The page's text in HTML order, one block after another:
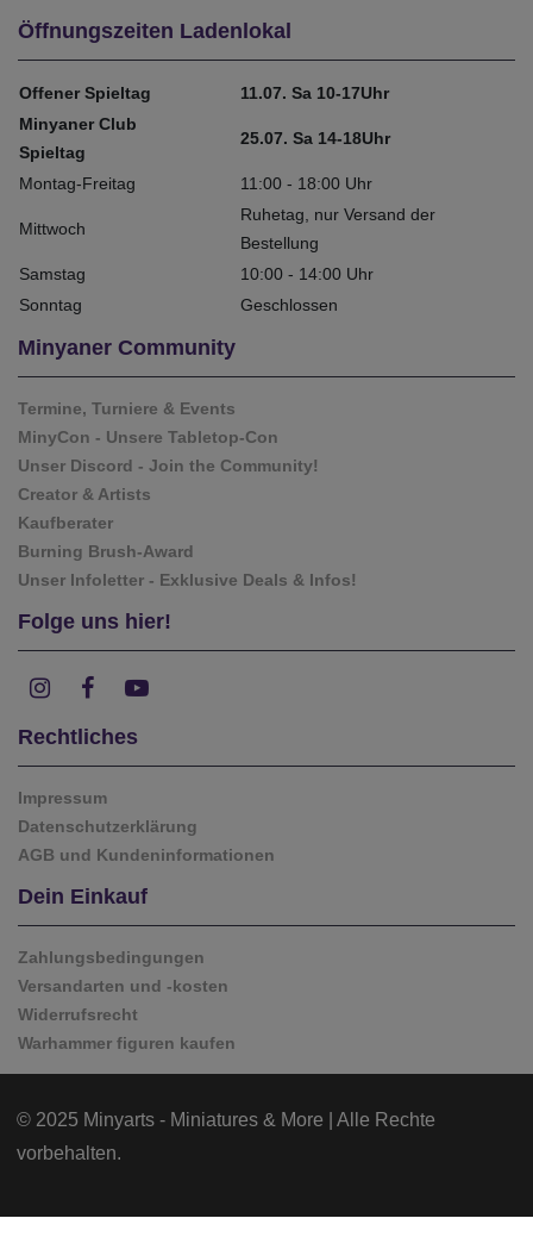
Öffnungszeiten Ladenlokal
Offener Spieltag
11.07. Sa 10-17Uhr
Minyaner Club
Spieltag
25.07. Sa 14-18Uhr
Montag-Freitag 11:00 - 18:00 Uhr
Mittwoch
Ruhetag, nur Versand der
Bestellung
Samstag
10:00 - 14:00 Uhr
Sonntag
Geschlossen
Minyaner Community
Termine, Turniere & Events
MinyCon - Unsere Tabletop-Con
Unser Discord - Join the Community!
Creator & Artists
Kaufberater
Burning Brush-Award
Unser Infoletter - Exklusive Deals & Infos!
Folge uns hier!
Rechtliches
Impressum
Datenschutzerklärung
AGB und Kundeninformationen
Dein Einkauf
Zahlungsbedingungen
Versandarten und -kosten
Widerrufsrecht
Warhammer figuren kaufen
© 2025 Minyarts - Miniatures & More | Alle Rechte
vorbehalten.